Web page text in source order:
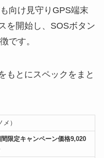
向け見守りGPS端末
を開始し、SOSボタン
です。
もとにスペックをまと
）
限定キャンペーン価格9,020